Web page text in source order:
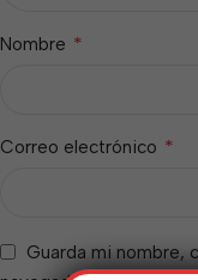
Nombre *
Correo electrónico *
Guarda mi nombre,